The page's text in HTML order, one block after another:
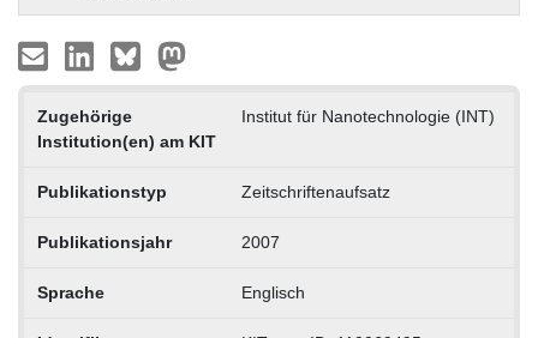
Zugehörige
Institution(en) am KIT
Institut für Nanotechnologie (INT)
Publikationstyp Zeitschriftenaufsatz
Publikationsjahr 2007
Sprache Englisch